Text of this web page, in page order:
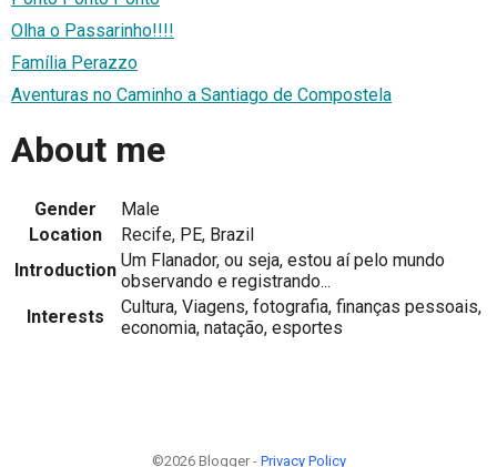
Olha o Passarinho!!!!
Família Perazzo
Aventuras no Caminho a Santiago de Compostela
About me
Gender
Male
Location
Recife, PE, Brazil
Introduction Um Flanador, ou seja, estou aí pelo mundo
observando e registrando...
Interests
Cultura, Viagens, fotografia, finanças pessoais,
economia, natação, esportes
©2026 Blogger - Privacy Policy